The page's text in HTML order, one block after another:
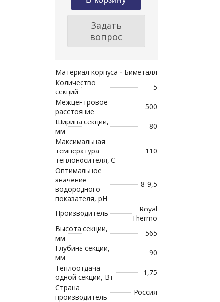
Задать
вопрос
Материал корпуса
Биметалл
Количество
секций
5
Межцентровое
расстояние
500
Ширина секции,
мм
80
Максимальная
температура
теплоносителя, С
110
Оптимальное
значение
водородного
показателя, рН
8-9,5
Производитель
Royal
Thermo
Высота секции,
мм
565
Глубина секции,
мм
90
Теплоотдача
одной секции, Вт
1,75
Страна
производитель
Россия